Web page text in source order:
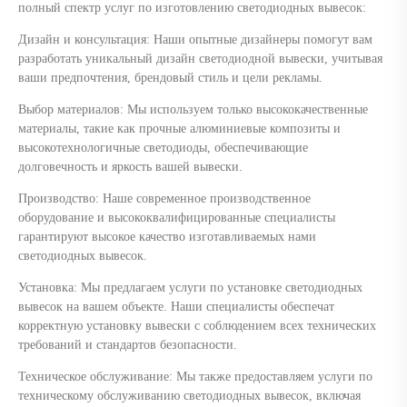
полный спектр услуг по изготовлению светодиодных вывесок:
Дизайн и консультация: Наши опытные дизайнеры помогут вам
разработать уникальный дизайн светодиодной вывески, учитывая
ваши предпочтения, брендовый стиль и цели рекламы.
Выбор материалов: Мы используем только высококачественные
материалы, такие как прочные алюминиевые композиты и
высокотехнологичные светодиоды, обеспечивающие
долговечность и яркость вашей вывески.
Производство: Наше современное производственное
оборудование и высококвалифицированные специалисты
гарантируют высокое качество изготавливаемых нами
светодиодных вывесок.
Установка: Мы предлагаем услуги по установке светодиодных
вывесок на вашем объекте. Наши специалисты обеспечат
корректную установку вывески с соблюдением всех технических
требований и стандартов безопасности.
Техническое обслуживание: Мы также предоставляем услуги по
техническому обслуживанию светодиодных вывесок, включая